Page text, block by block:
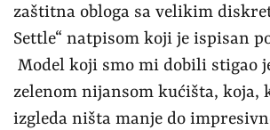
zaštitna obloga sa velikim
Settle“ natpisom koji je ispisan
Model koji smo mi dobili stigao
zelenom nijansom kućišta, koja,
izgleda ništa manje do